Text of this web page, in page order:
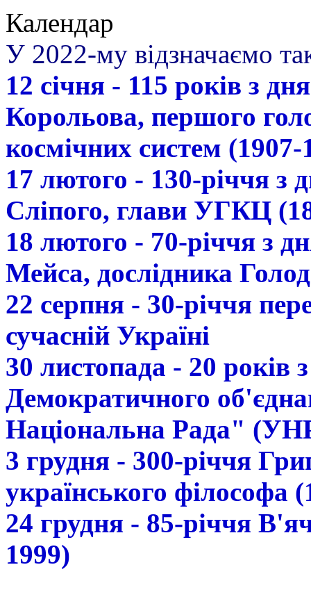
Календар
У 2022-му відзначаємо
12 січня - 115 років з
Корольова, першого
космічних систем (1907-
17 лютого - 130-річчя з
Сліпого, глави УГКЦ
18 лютого - 70-річчя з
Мейса, дослідника
22 серпня - 30-річчя
сучасній Україні
30 листопада - 20 років
Демократичного
Національна Рада"
3 грудня - 300-річчя
українського філософа
24 грудня - 85-річчя
1999)